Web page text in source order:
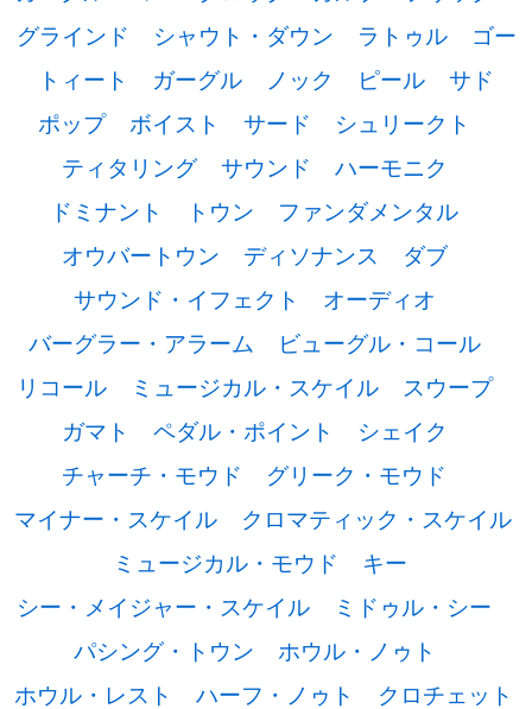
グラインド
シャウト・ダウン ラトゥル
ゴー
トィート
ガーグル ノック ピール
サド
ポップ
ボイスト サード
シュリークト
ティタリング
サウンド
ハーモニク
ドミナント
トウン
ファンダメンタル
オウバートウン
ディソナンス
ダブ
サウンド・イフェクト
オーディオ
バーグラー・アラーム
ビューグル・コール
リコール
ミュージカル・スケイル
スウープ
ガマト
ペダル・ポイント
シェイク
チャーチ・モウド
グリーク・モウド
マイナー・スケイル
クロマティック・スケイル
ミュージカル・モウド
キー
シー・メイジャー・スケイル
ミドゥル・シー
パシング・トウン
ホウル・ノゥト
ホウル・レスト
ハーフ・ノゥト
クロチェット